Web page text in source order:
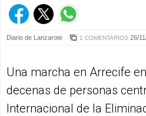
Diario de Lanzarote 1 COMENTARIOS 26/
Una marcha en Arrecife
decenas de personas
Internacional de la